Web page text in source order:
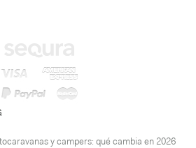
y campers: qué cambia en 2026